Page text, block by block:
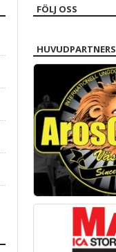
FÖLJ OSS
HUVUDPARTNERS